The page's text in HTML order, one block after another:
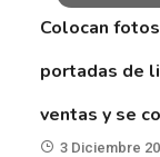
Colocan
portadas de
ventas y se
3 Diciembre